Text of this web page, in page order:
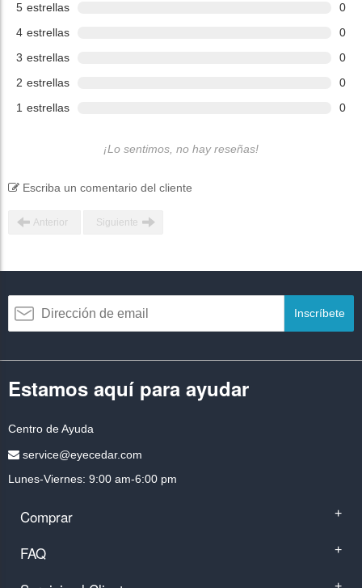
5 estrellas
0
4 estrellas
0
3 estrellas
0
2 estrellas
0
1 estrellas 0
¡Lo sentimos, no hay reseñas!
Escriba un comentario del cliente
Anterior Siguiente
Inscríbete
Estamos aquí para ayudar
Centro de Ayuda
service@eyecedar.com
Lunes-Viernes: 9:00 am-6:00 pm
Comprar +
FAQ +